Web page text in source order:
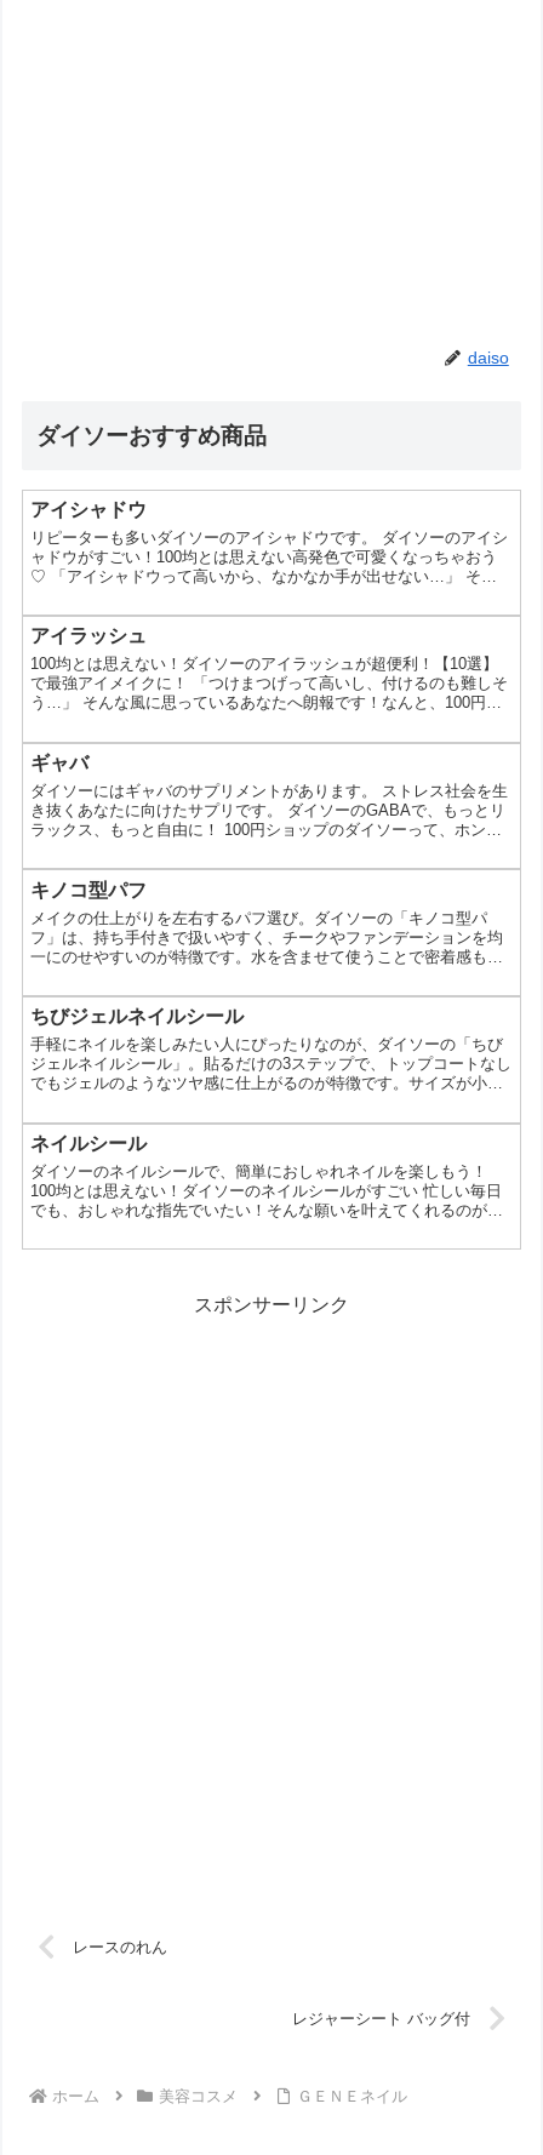
daiso
ダイソーおすすめ商品
アイシャドウ
リピーターも多いダイソーのアイシャドウです。 ダイソーのアイシ
ャドウがすごい！100均とは思えない高発色で可愛くなっちゃおう
♡ 「アイシャドウって高いから、なかなか手が出せない…」 そん
プチプラなのに高発色で可愛いアイシャドウがたくさんあるんで
す。今回は、そんなダイソーのアイシャドウの魅力をたっぷりとお
伝えします。 なぜダイソーのアイシャドウが人気なの？ ダイソー
のアイシャドウが人気を集める理由はいくつかあります。...
アイラッシュ
100均とは思えない！ダイソーのアイラッシュが超便利！【10選】
で最強アイメイクに！ 「つけまつげって高いし、付けるのも難しそ
う…」 そんな風に思っているあなたへ朗報です！なんと、100円シ
入るんです。 今回は、そんなダイソーのつけまつげを10選に厳選し
てご紹介します。プチプラなのに高品質で、デザインも豊富！ぜひ
参考にして、あなただけのアイメイクを楽しんでくださいね。 1
位 【自然な仕上がり！】まるで自まつ毛のような...
ギャバ
ダイソーにはギャバのサプリメントがあります。 ストレス社会を生
き抜くあなたに向けたサプリです。 ダイソーのGABAで、もっとリ
ラックス、もっと自由に！ 100円ショップのダイソーって、ホント
んだ。 ダイソーのGABAって、どんなもの？ γ-アミノ酪酸
（GABA）という成分を配合したサプリメントなんだ。GABAは、
脳内で神経伝達物質として働くアミノ酸で、リラックス効果やスト
レス軽減効果があると言われている。 なんでそ...
キノコ型パフ
メイクの仕上がりを左右するパフ選び。ダイソーの「キノコ型パ
フ」は、持ち手付きで扱いやすく、チークやファンデーションを均
一にのせやすいのが特徴です。水を含ませて使うことで密着感もア
を具体的に紹介します。 キノコ型パフとはどんなアイテム？ 丸み
のあるフォルムと持ち手が特徴のメイク用パフです。チークやリキ
ッド・クッションファンデーションの塗布に使いやすく、手にフィ
ットしやすい形状になっています。置いたときにパフ面が直接触
れ...
ちびジェルネイルシール
手軽にネイルを楽しみたい人にぴったりなのが、ダイソーの「ちび
ジェルネイルシール」。貼るだけの3ステップで、トップコートなし
でもジェルのようなツヤ感に仕上がるのが特徴です。サイズが小さ
力。忙しい日常でもサッと取り入れられる便利アイテムです。 ちび
ジェルネイルシールとは ダイソーで販売されているネイルシール
で、貼るだけでジェルネイル風の仕上がりが楽しめるアイテムで
す。トップコート不要でもツヤ感が出る仕様で、セルフネイル初
心...
ネイルシール
ダイソーのネイルシールで、簡単におしゃれネイルを楽しもう！
100均とは思えない！ダイソーのネイルシールがすごい 忙しい毎日
でも、おしゃれな指先でいたい！そんな願いを叶えてくれるのが、
ダイソーのネイルシールがなぜ人気なのか、選び方、そしてアレン
ルは、シンプルで上品なものから、可愛らしいキャラ...
スポンサーリンク
レースのれん
レジャーシート バッグ付
ホーム 美容コスメ ＧＥＮＥネイル